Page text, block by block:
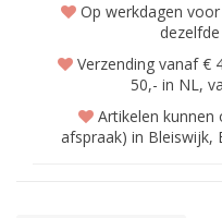
Op werkdagen voor
Verzending vanaf €
50,- in NL,
Artikelen
afspraak) in Bleiswijk,